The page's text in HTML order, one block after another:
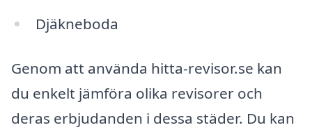
Djäkneboda
Genom att använda hitta-revisor.se kan
du enkelt jämföra olika revisorer och
deras erbjudanden i dessa städer. Du kan